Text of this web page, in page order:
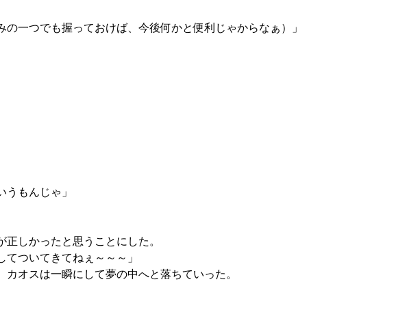
一つでも握っておけば、今後何かと便利じゃからなぁ）」
もんじゃ」
しかったと思うことにした。
ついてきてねぇ～～～」
オスは一瞬にして夢の中へと落ちていった。